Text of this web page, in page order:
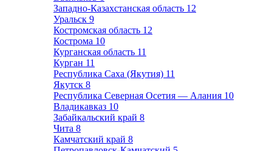
Западно-Казахстанская область 12
Уральск 9
Костромская область 12
Кострома 10
Курганская область 11
Курган 11
Республика Саха (Якутия) 11
Якутск 8
Республика Северная Осетия — Алания 10
Владикавказ 10
Забайкальский край 8
Чита 8
Камчатский край 8